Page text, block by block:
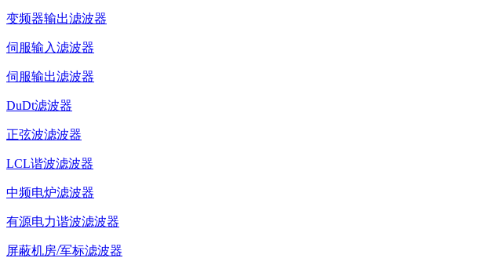
变频器输出滤波器
伺服输入滤波器
伺服输出滤波器
DuDt滤波器
正弦波滤波器
LCL谐波滤波器
中频电炉滤波器
有源电力谐波滤波器
屏蔽机房/军标滤波器